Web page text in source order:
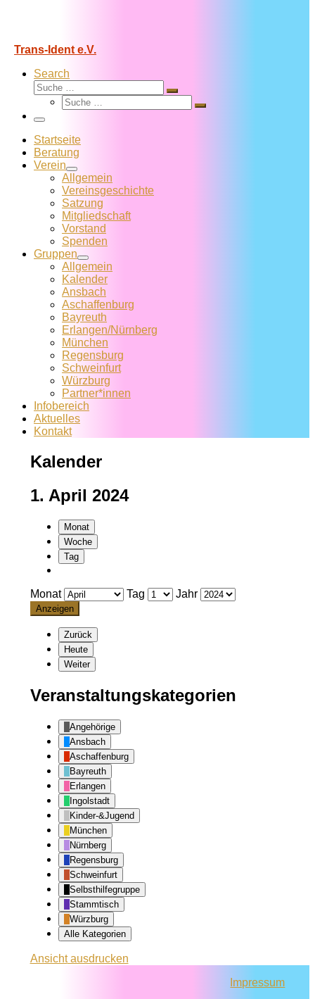
Trans-Ident e.V.
Search
Suche
Suche
Suche
Suche
Menü
Startseite
Beratung
Verein
Allgemein
Vereins­geschichte
Satzung
Mitglied­schaft
Vorstand
Spenden
Gruppen
Allgemein
Kalender
Ansbach
Aschaffenburg
Bayreuth
Erlangen/Nürnberg
München
Regensburg
Schweinfurt
Würzburg
Partner*innen
Infobereich
Aktuelles
Kontakt
Kalender
1. April 2024
Monat
Woche
Tag
Monat Tag Jahr
Zurück
Heute
Weiter
Veranstaltungskategorien
Angehörige
Ansbach
Aschaffenburg
Bayreuth
Erlangen
Ingolstadt
Kinder-&Jugend
München
Nürnberg
Regensburg
Schweinfurt
Selbsthilfegruppe
Stammtisch
Würzburg
Alle Kategorien
Ansichtausdrucken
Impressum